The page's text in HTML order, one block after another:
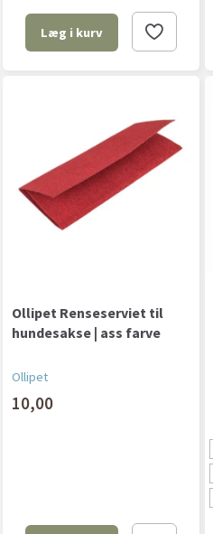
Læg i kurv
Ollipet Renseserviet til
hundesakse | ass farve
Ollipet
10,00